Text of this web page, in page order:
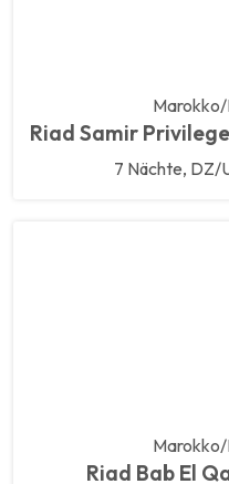
7 Nächte, DZ/
Riad Bab El